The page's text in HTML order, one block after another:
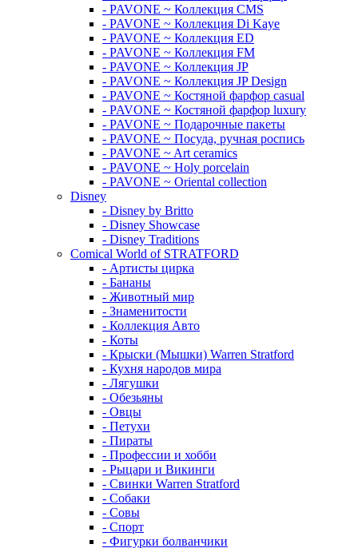
- PAVONE ~ Коллекция CMS
- PAVONE ~ Коллекция Di Kaye
- PAVONE ~ Коллекция ED
- PAVONE ~ Коллекция FM
- PAVONE ~ Коллекция JP
- PAVONE ~ Коллекция JP Design
- PAVONE ~ Костяной фарфор casual
- PAVONE ~ Костяной фарфор luxury
- PAVONE ~ Подарочные пакеты
- PAVONE ~ Посуда, ручная роспись
- PAVONE ~ Art ceramics
- PAVONE ~ Holy porcelain
- PAVONE ~ Oriental collection
Disney
- Disney by Britto
- Disney Showcase
- Disney Traditions
Comical World of STRATFORD
- Артисты цирка
- Бананы
- Животный мир
- Знаменитости
- Коллекция Авто
- Коты
- Крыски (Мышки) Warren Stratford
- Кухня народов мира
- Лягушки
- Обезьяны
- Овцы
- Петухи
- Пираты
- Профессии и хобби
- Рыцари и Викинги
- Свинки Warren Stratford
- Собаки
- Совы
- Спорт
- Фигурки болванчики